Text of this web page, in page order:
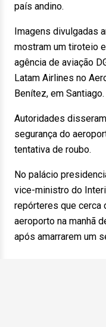
país andino.
Imagens divulgadas
mostram um tiroteio
agência de aviação
Latam Airlines no
Benítez, em Santiago.
Autoridades
segurança do
tentativa de roubo.
No palácio
vice-ministro do
repórteres que cerca
aeroporto na manhã
após amarrarem um